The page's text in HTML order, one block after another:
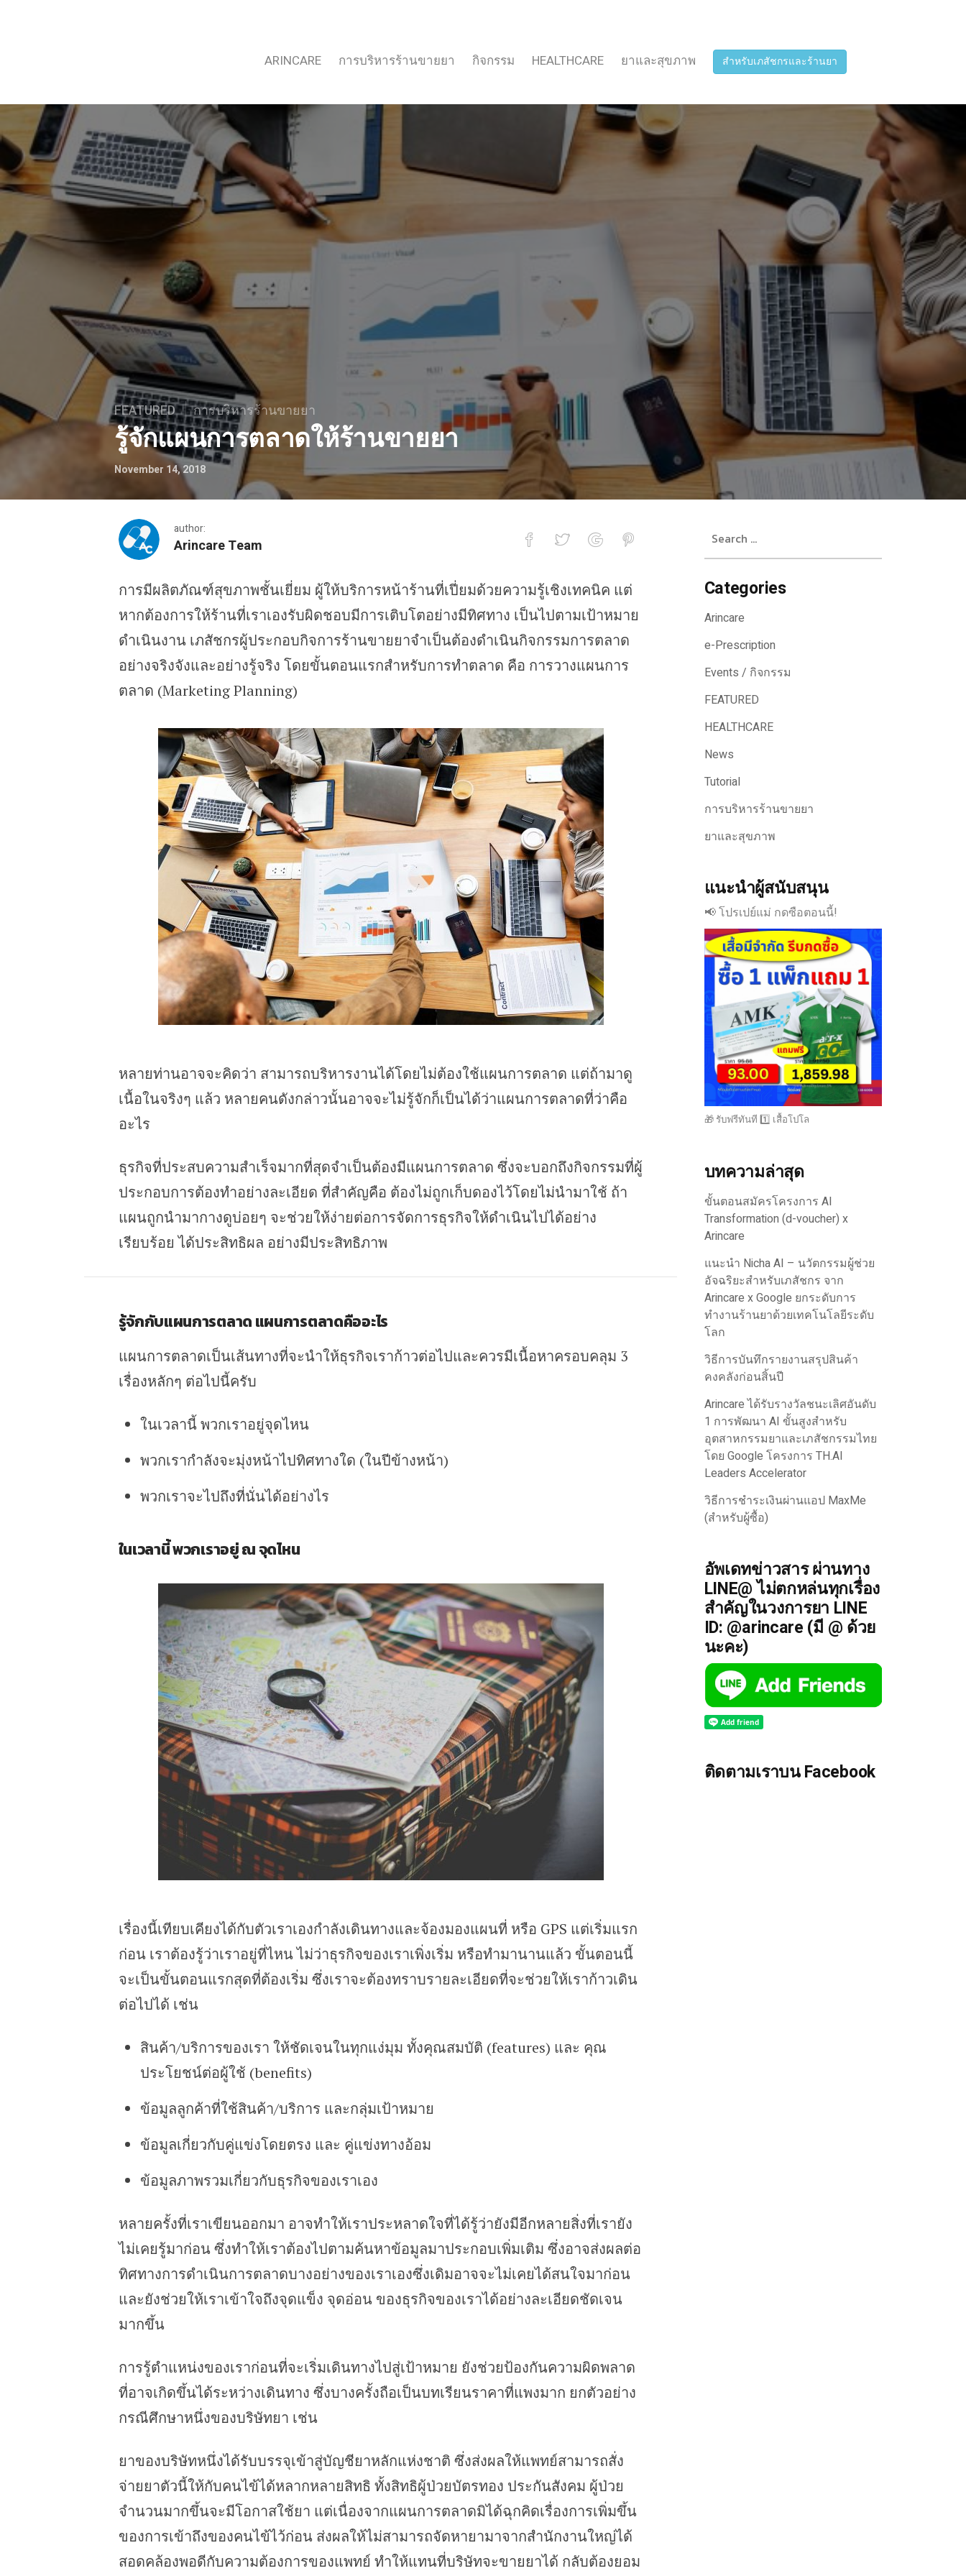
ARINCARE การบริหารร้านขายยา กิจกรรม HEALTHCARE ยาและสุขภาพ สำหรับเภสัชกรและร้านยา
FEATURED การบริหารร้านขายยา
รู้จักแผนการตลาดให้ร้านขายยา
November 14, 2018
author:
Arincare Team
รู้จักแผนการตลาดให้ร้านขายยา
การมีผลิตภัณฑ์สุขภาพชั้นเยี่ยม ผู้ให้บริการหน้าร้านที่เปี่ยมด้วยความรู้เชิงเทคนิค แต่
หากต้องการให้ร้านที่เราเองรับผิดชอบมีการเติบโตอย่างมีทิศทาง เป็นไปตามเป้าหมาย
ดำเนินงาน เภสัชกรผู้ประกอบกิจการร้านขายยาจำเป็นต้องดำเนินกิจกรรมการตลาด
อย่างจริงจังและอย่างรู้จริง โดยขั้นตอนแรกสำหรับการทำตลาด คือ การวางแผนการ
ตลาด (Marketing Planning)
หลายท่านอาจจะคิดว่า สามารถบริหารงานได้โดยไม่ต้องใช้แผนการตลาด แต่ถ้ามาดู
เนื้อในจริงๆ แล้ว หลายคนดังกล่าวนั้นอาจจะไม่รู้จักก็เป็นได้ว่าแผนการตลาดที่ว่าคือ
อะไร
ธุรกิจที่ประสบความสำเร็จมากที่สุดจำเป็นต้องมีแผนการตลาด ซึ่งจะบอกถึงกิจกรรมที่ผู้
ประกอบการต้องทำอย่างละเอียด ที่สำคัญคือ ต้องไม่ถูกเก็บดองไว้โดยไม่นำมาใช้ ถ้า
แผนถูกนำมากางดูบ่อยๆ จะช่วยให้ง่ายต่อการจัดการธุรกิจให้ดำเนินไปได้อย่าง
เรียบร้อย ได้ประสิทธิผล อย่างมีประสิทธิภาพ
รู้จักกับแผนการตลาด แผนการตลาดคืออะไร
แผนการตลาดเป็นเส้นทางที่จะนำให้ธุรกิจเราก้าวต่อไปและควรมีเนื้อหาครอบคลุม 3
เรื่องหลักๆ ต่อไปนี้ครับ
ในเวลานี้ พวกเราอยู่จุดไหน
พวกเรากำลังจะมุ่งหน้าไปทิศทางใด (ในปีข้างหน้า)
พวกเราจะไปถึงที่นั่นได้อย่างไร
ในเวลานี้ พวกเราอยู่ ณ จุดไหน
เรื่องนี้เทียบเคียงได้กับตัวเราเองกำลังเดินทางและจ้องมองแผนที่ หรือ GPS แต่เริ่มแรก
ก่อน เราต้องรู้ว่าเราอยู่ที่ไหน ไม่ว่าธุรกิจของเราเพิ่งเริ่ม หรือทำมานานแล้ว ขั้นตอนนี้
จะเป็นขั้นตอนแรกสุดที่ต้องเริ่ม ซึ่งเราจะต้องทราบรายละเอียดที่จะช่วยให้เราก้าวเดิน
ต่อไปได้ เช่น
สินค้า/บริการของเรา ให้ชัดเจนในทุกแง่มุม ทั้งคุณสมบัติ (features) และ คุณ
ประโยชน์ต่อผู้ใช้ (benefits)
ข้อมูลลูกค้าที่ใช้สินค้า/บริการ และกลุ่มเป้าหมาย
ข้อมูลเกี่ยวกับคู่แข่งโดยตรง และ คู่แข่งทางอ้อม
ข้อมูลภาพรวมเกี่ยวกับธุรกิจของเราเอง
หลายครั้งที่เราเขียนออกมา อาจทำให้เราประหลาดใจที่ได้รู้ว่ายังมีอีกหลายสิ่งที่เรายัง
ไม่เคยรู้มาก่อน ซึ่งทำให้เราต้องไปตามค้นหาข้อมูลมาประกอบเพิ่มเติม ซึ่งอาจส่งผลต่อ
ทิศทางการดำเนินการตลาดบางอย่างของเราเองซึ่งเดิมอาจจะไม่เคยได้สนใจมาก่อน
และยังช่วยให้เราเข้าใจถึงจุดแข็ง จุดอ่อน ของธุรกิจของเราได้อย่างละเอียดชัดเจน
มากขึ้น
การรู้ตำแหน่งของเราก่อนที่จะเริ่มเดินทางไปสู่เป้าหมาย ยังช่วยป้องกันความผิดพลาด
ที่อาจเกิดขึ้นได้ระหว่างเดินทาง ซึ่งบางครั้งถือเป็นบทเรียนราคาที่แพงมาก ยกตัวอย่าง
กรณีศึกษาหนึ่งของบริษัทยา เช่น
ยาของบริษัทหนึ่งได้รับบรรจุเข้าสู่บัญชียาหลักแห่งชาติ ซึ่งส่งผลให้แพทย์สามารถสั่ง
จ่ายยาตัวนี้ให้กับคนไข้ได้หลากหลายสิทธิ ทั้งสิทธิผู้ป่วยบัตรทอง ประกันสังคม ผู้ป่วย
จำนวนมากขึ้นจะมีโอกาสใช้ยา แต่เนื่องจากแผนการตลาดมิได้ฉุกคิดเรื่องการเพิ่มขึ้น
ของการเข้าถึงของคนไข้ไว้ก่อน ส่งผลให้ไม่สามารถจัดหายามาจากสำนักงานใหญ่ได้
สอดคล้องพอดีกับความต้องการของแพทย์ ทำให้แทนที่บริษัทจะขายยาได้ กลับต้องยอม
for:
Categories
Arincare
e-Prescription
Events / กิจกรรม
FEATURED
HEALTHCARE
News
Tutorial
การบริหารร้านขายยา
ยาและสุขภาพ
แนะนำผู้สนับสนุน
📢 โปรเปย์แม่ กดซือตอนนี้!
🎁 รับฟรีทันที 1️⃣ เสื้อโปโล
บทความล่าสุด
ขั้นตอนสมัครโครงการ AI
Transformation (d-voucher) x
Arincare
แนะนำ Nicha AI – นวัตกรรมผู้ช่วย
อัจฉริยะสำหรับเภสัชกร จาก
Arincare x Google ยกระดับการ
ทำงานร้านยาด้วยเทคโนโลยีระดับ
โลก
วิธีการบันทึกรายงานสรุปสินค้า
คงคลังก่อนสิ้นปี
Arincare ได้รับรางวัลชนะเลิศอันดับ
1 การพัฒนา AI ขั้นสูงสำหรับ
อุตสาหกรรมยาและเภสัชกรรมไทย
โดย Google โครงการ TH.AI
Leaders Accelerator
วิธีการชำระเงินผ่านแอป MaxMe
(สำหรับผู้ซื้อ)
อัพเดทข่าวสาร ผ่านทาง
LINE@ ไม่ตกหล่นทุกเรื่อง
สำคัญในวงการยา LINE
ID: @arincare (มี @ ด้วย
นะคะ)
ติดตามเราบน Facebook